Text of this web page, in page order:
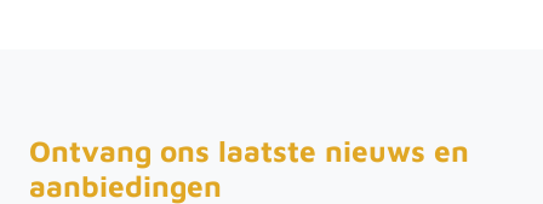
Ontvang ons laatste nieuws en
aanbiedingen